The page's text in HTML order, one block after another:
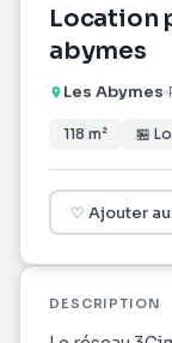
Location
abymes
Les Abymes
118 m² 🏪
♡ Ajouter
DESCRIPTION